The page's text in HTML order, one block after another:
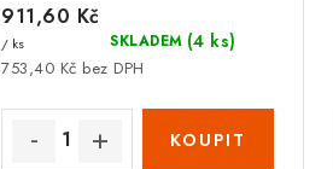
k
t
ů
SKLADEM (4 ks)
753,40 Kč bez DPH
911,60 Kč
/ ks